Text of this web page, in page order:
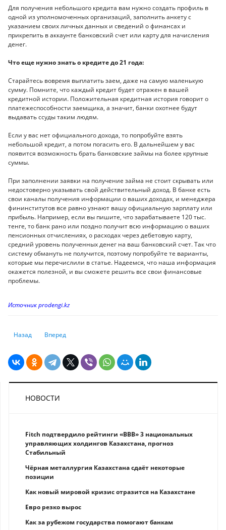
Для получения небольшого кредита вам нужно создать профиль в
одной из уполномоченных организаций, заполнить анкету с
указанием своих личных данных и сведений о финансах и
прикрепить в аккаунте банковский счет или карту для начисления
денег.
Что еще нужно знать о кредите до 21 года:
Старайтесь вовремя выплатить заем, даже на самую маленькую
сумму. Помните, что каждый кредит будет отражен в вашей
кредитной истории. Положительная кредитная история говорит о
платежеспособности заемщика, а значит, банки охотнее будут
выдавать ссуды таким людям.
Если у вас нет официального дохода, то попробуйте взять
небольшой кредит, а потом погасить его. В дальнейшем у вас
появится возможность брать банковские займы на более крупные
суммы.
При заполнении заявки на получение займа не стоит скрывать или
недостоверно указывать свой действительный доход. В банке есть
свои каналы получения информации о ваших доходах, и менеджера
фининститутов все равно узнают вашу официальную зарплату или
прибыль. Например, если вы пишите, что зарабатываете 120 тыс.
тенге, то банк рано или поздно получит всю информацию о ваших
пенсионных отчислениях, о расходах через дебетовую карту,
средний уровень полученных денег на ваш банковский счет. Так что
систему обмануть не получится, поэтому попробуйте те варианты,
которые мы перечислили в статье. Надеемся, что наша информация
окажется полезной, и вы сможете решить все свои финансовые
проблемы.
Источник prodengi.kz
Предыдущий: Топ-5 востребованных специальностей в IT
Назад Следующий: Как достичь успеха: топ-10 советов от
Вперед
НОВОСТИ
Fitch подтвердило рейтинги «BBB» 3 национальных
управляющих холдингов Казахстана, прогноз
Стабильный
Чёрная металлургия Казахстана сдаёт некоторые
позиции
Как новый мировой кризис отразится на Казахстане
Eврo рeзкo вырос
Как за рубежом государства помогают банкам